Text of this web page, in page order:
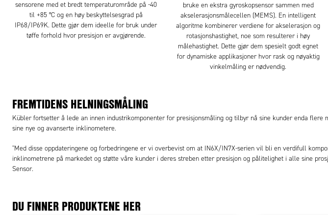
sensorene med et bredt temperaturområde på -40
til +85 °C og en høy beskyttelsesgrad på
IP68/IP69K. Dette gjør dem ideelle for bruk under
tøffe forhold hvor presisjon er avgjørende.
bruke en ekstra gyroskopsensor sammen med
akselerasjonsmålecellen (MEMS). En intelligent
algoritme kombinerer verdiene for akselerasjon og
rotasjonshastighet, noe som resulterer i høy
målehastighet. Dette gjør dem spesielt godt egnet
for dynamiske applikasjoner hvor rask og nøyaktig
vinkelmåling er nødvendig.
FREMTIDENS HELNINGSMÅLING
Kübler fortsetter å lede an innen industrikomponenter for presisjonsmåling og tilbyr nå sine kunder enda
sine nye og avanserte inklinometere.
"Med disse oppdateringene og forbedringene er vi overbevist om at IN6X/IN7X-serien vil bli en verdifull
inklinometrene på markedet og støtte våre kunder i deres streben etter presisjon og pålitelighet i alle sine
Sensor.
DU FINNER PRODUKTENE HER